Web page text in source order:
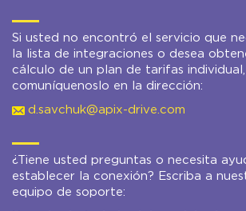
Si usted no encontró el servicio que
la lista de integraciones o desea
cálculo de un plan de tarifas individual,
comuníquenoslo en la dirección:
d.savchuk@apix-drive.com
¿Tiene usted preguntas o necesita
establecer la conexión? Escriba a
equipo de soporte: